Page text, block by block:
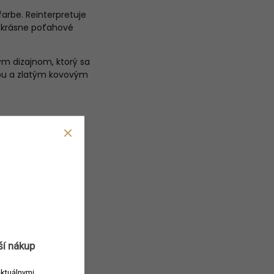
Reinterpretuje
poťahové
dizajnom, ktorý sa
a zlatým kovovým
nákup